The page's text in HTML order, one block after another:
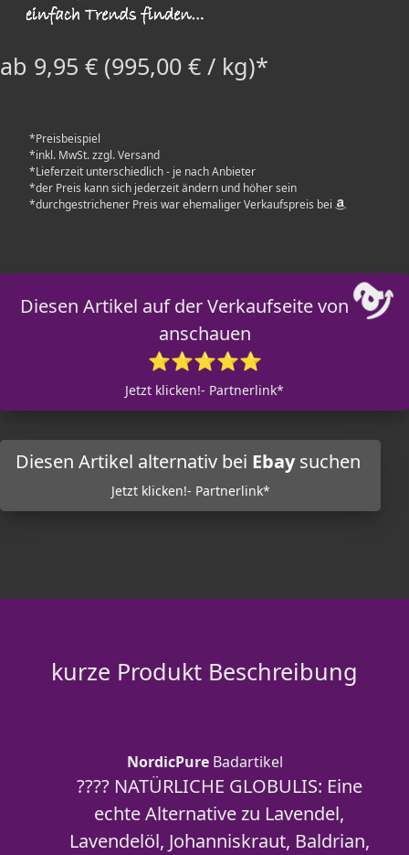
ab 9,95 € (995,00 € / kg)*
*Preisbeispiel
*inkl. MwSt. zzgl. Versand
*Lieferzeit unterschiedlich - je nach Anbieter
*der Preis kann sich jederzeit ändern und höher sein
*durchgestrichener Preis war ehemaliger Verkaufspreis bei
Diesen Artikel auf der Verkaufseite von
anschauen
⭐⭐⭐⭐⭐
Jetzt klicken!- Partnerlink*
Diesen Artikel alternativ bei Ebaysuchen
Jetzt klicken!- Partnerlink*
kurze Produkt Beschreibung
NordicPureBadartikel
???? NATÜRLICHE GLOBULIS: Eine
echte Alternative zu Lavendel,
Lavendelöl, Johanniskraut, Baldrian,